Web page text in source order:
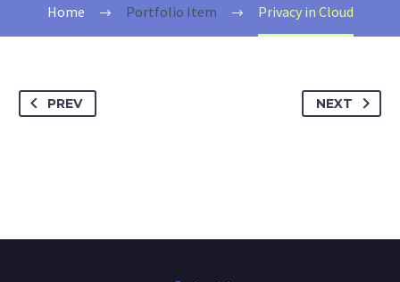
Home Portfolio Item Privacy in Cloud
PREV NEXT